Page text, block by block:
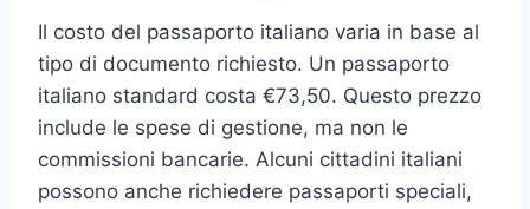
Il costo del passaporto italiano varia in base al
tipo di documento richiesto. Un passaporto
italiano standard costa €73,50. Questo prezzo
include le spese di gestione, ma non le
commissioni bancarie. Alcuni cittadini italiani
possono anche richiedere passaporti speciali,